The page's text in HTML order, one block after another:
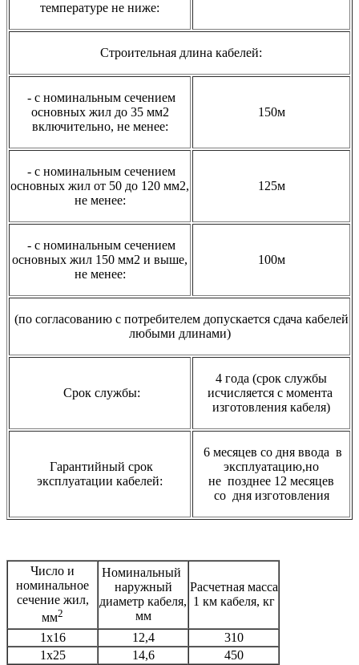
температуре не ниже:
Строительная длина кабелей:
- с номинальным сечением
основных жил до 35 мм2
включительно, не менее:
150м
- с номинальным сечением
основных жил от 50 до 120 мм2,
не менее:
125м
- с номинальным сечением
основных жил 150 мм2 и выше,
не менее:
100м
(по согласованию с потребителем допускается сдача кабелей
любыми длинами)
Срок службы:
4 года (срок службы
исчисляется с момента
изготовления кабеля)
Гарантийный срок
эксплуатации кабелей:
6 месяцев со дня ввода в
эксплуатацию,но
не позднее 12 месяцев
со дня изготовления
Число и
номинальное
сечение жил,
мм2
Номинальный
наружный
диаметр кабеля,
мм
Расчетная масса
1 км кабеля, кг
1х16 12,4
310
1х25
14,6
450